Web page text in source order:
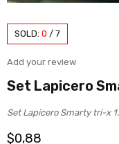
SOLD: 0 / 7
Add your review
Set Lapicero
Set Lapicero Smarty tri-x
$0,88